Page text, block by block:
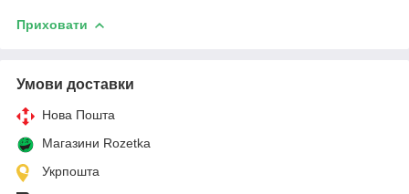
Приховати
Умови доставки
Нова Пошта
Магазини Rozetka
Укрпошта